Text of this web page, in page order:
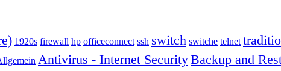
1920s firewall hp officeconnect ssh switch switche telnet
Antivirus - Internet SecurityBackup and